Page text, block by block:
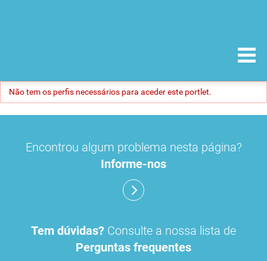
Não tem os perfis necessários para aceder este portlet.
Encontrou algum problema nesta página?
Informe-nos
Tem dúvidas? Consulte a nossa lista de
Perguntas frequentes